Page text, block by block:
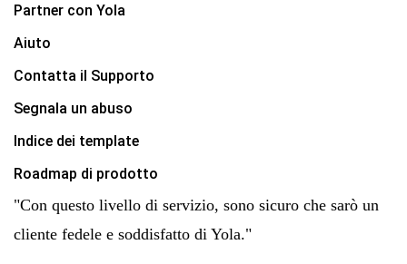
Partner con Yola
Aiuto
Contatta il Supporto
Segnala un abuso
Indice dei template
Roadmap di prodotto
"Con questo livello di servizio, sono sicuro che sarò un
cliente fedele e soddisfatto di Yola."